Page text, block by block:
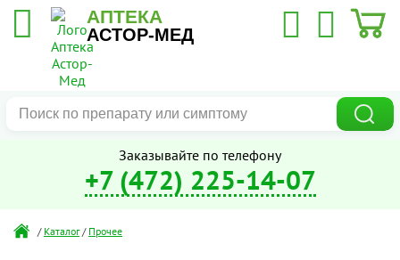
АПТЕКА
АСТОР-МЕД
Заказывайте по телефону
+7 (472) 225-14-07
/ Каталог / Прочее